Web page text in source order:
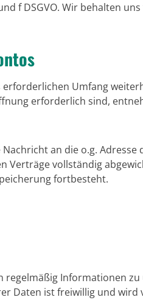
f DSGVO. Wir behalten
Umfang
erforderlich sind,
an die o.g.
vollständig
fortbesteht.
Informationen
Daten ist freiwillig und